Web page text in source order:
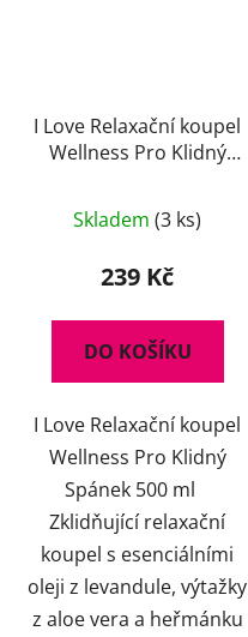
I Love Relaxační koupel
Wellness Pro Klidný
Skladem (3 ks)
239 Kč
DO KOŠÍKU
I Love Relaxační koupel
Wellness Pro Klidný
Spánek 500 ml
Zklidňující relaxační
koupel s esenciálními
oleji z levandule, výtažky
z aloe vera a heřmánku